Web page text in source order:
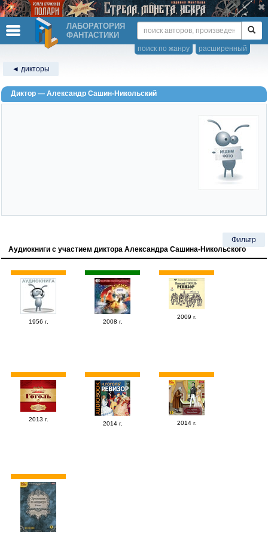
ЛАБОРАТОРИЯ
ФАНТАСТИКИ
расширенный
поиск по жанру
◄ дикторы
Диктор — Александр Сашин-Никольский
Фильтр
Аудиокниги с участием диктора Александра Сашина-Никольского
1956 г. 2008 г.
2009 г.
2013 г.
2014 г. 2014 г.